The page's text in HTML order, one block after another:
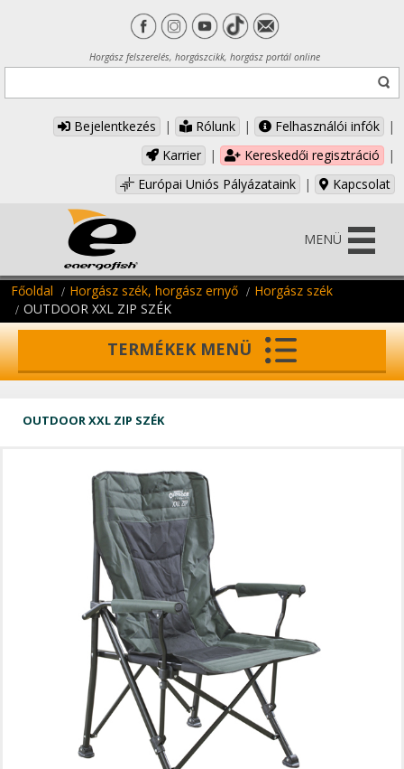
Horgász felszerelés, horgászcikk, horgász portál online
Bejelentkezés | Rólunk | Felhasználói infók
|
Karrier
| Kereskedői regisztráció
|
Európai Uniós Pályázataink
| Kapcsolat
MENÜ
Főoldal Horgász szék, horgász ernyő
Horgász szék
OUTDOOR XXL ZIP SZÉK
TERMÉKEK MENÜ
OUTDOOR XXL ZIP SZÉK